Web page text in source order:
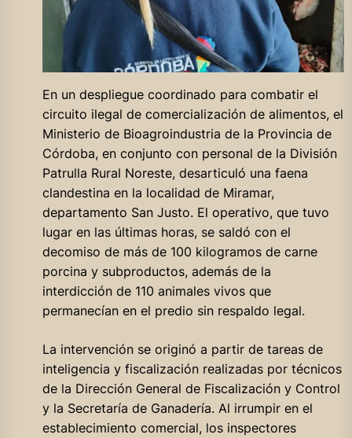
En un despliegue coordinado para combatir el
circuito ilegal de comercialización de alimentos, el
Ministerio de Bioagroindustria de la Provincia de
Córdoba, en conjunto con personal de la División
Patrulla Rural Noreste, desarticuló una faena
clandestina en la localidad de Miramar,
departamento San Justo. El operativo, que tuvo
lugar en las últimas horas, se saldó con el
decomiso de más de 100 kilogramos de carne
porcina y subproductos, además de la
interdicción de 110 animales vivos que
permanecían en el predio sin respaldo legal.
La intervención se originó a partir de tareas de
inteligencia y fiscalización realizadas por técnicos
de la Dirección General de Fiscalización y Control
y la Secretaría de Ganadería. Al irrumpir en el
establecimiento comercial, los inspectores